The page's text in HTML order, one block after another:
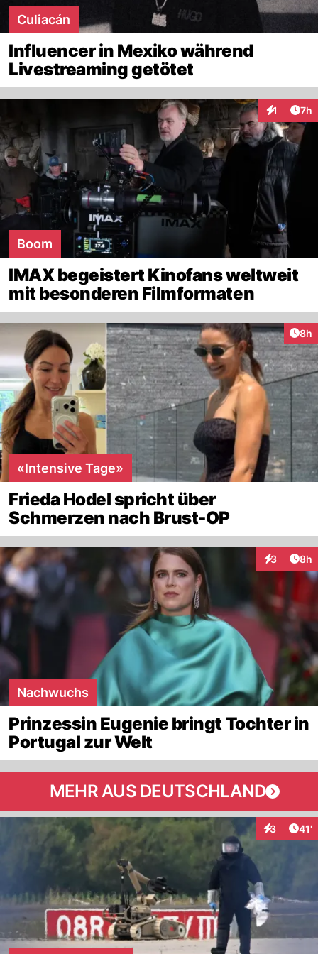
Culiacán
Influencer in Mexiko während
Livestreaming getötet
1 7h
Boom
IMAX begeistert Kinofans weltweit
mit besonderen Filmformaten
8h
«Intensive Tage»
Frieda Hodel spricht über
Schmerzen nach Brust-OP
3 8h
Nachwuchs
Prinzessin Eugenie bringt Tochter in
Portugal zur Welt
MEHR AUS DEUTSCHLAND
3 41'